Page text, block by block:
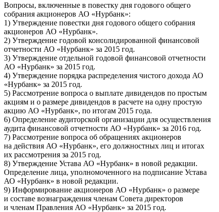
Вопросы, включенные в повестку дня годового общего
собрания акционеров АО «Нурбанк»:
1) Утверждение повестки дня годового общего собрания
акционеров АО «Нурбанк».
2) Утверждение годовой консолидированной финансовой
отчетности АО «Нурбанк» за 2015 год.
3) Утверждение отдельной годовой финансовой отчетности
АО «Нурбанк» за 2015 год.
4) Утверждение порядка распределения чистого дохода АО
«Нурбанк» за 2015 год.
5) Рассмотрение вопроса о выплате дивидендов по простым
акциям и о размере дивидендов в расчете на одну простую
акцию АО «Нурбанк», по итогам 2015 года.
6) Определение аудиторской организации для осуществления
аудита финансовой отчетности АО «Нурбанк» за 2016 год.
7) Рассмотрение вопроса об обращениях акционеров
на действия АО «Нурбанк», его должностных лиц и итогах
их рассмотрения за 2015 год.
8) Утверждение Устава АО «Нурбанк» в новой редакции.
Определение лица, уполномоченного на подписание Устава
АО «Нурбанк» в новой редакции.
9) Информирование акционеров АО «Нурбанк» о размере
и составе вознаграждения членам Совета директоров
и членам Правления АО «Нурбанк» за 2015 год.